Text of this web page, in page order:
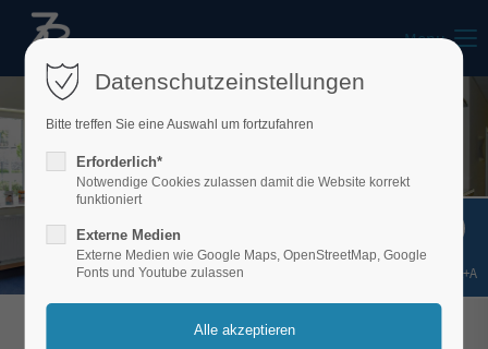
Menu
Datenschutzeinstellungen
Bitte treffen Sie eine Auswahl um fortzufahren
Erforderlich*
Notwendige Cookies zulassen damit die Website korrekt
funktioniert
Externe Medien
Externe Medien wie Google Maps, OpenStreetMap, Google
Fonts und Youtube zulassen
Shift+Alt+A